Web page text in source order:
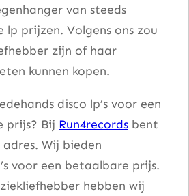
van steeds
lp prijzen. Volgens ons zou
zijn of haar
kunnen kopen.
disco lp’s voor een
prijs? Bij Run4records bent
Wij bieden
voor een betaalbare prijs.
hebben wij